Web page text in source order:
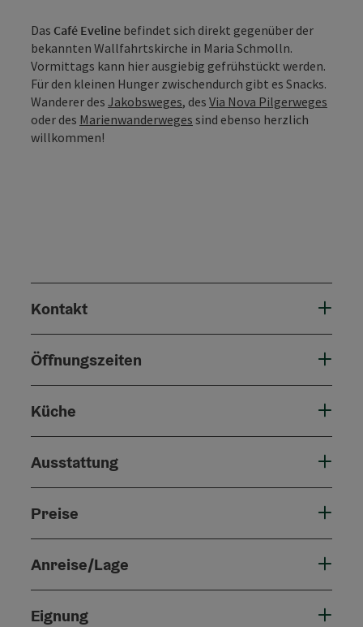
Das Café Eveline befindet sich direkt gegenüber der
bekannten Wallfahrtskirche in Maria Schmolln.
Vormittags kann hier ausgiebig gefrühstückt werden.
Für den kleinen Hunger zwischendurch gibt es Snacks.
Wanderer des Jakobsweges, des Via Nova Pilgerweges
oder des Marienwanderweges sind ebenso herzlich
willkommen!
Kontakt
Öffnungszeiten
Küche
Ausstattung
Preise
Anreise/Lage
Eignung